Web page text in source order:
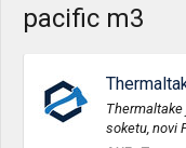
pacific m3
soketu, novi